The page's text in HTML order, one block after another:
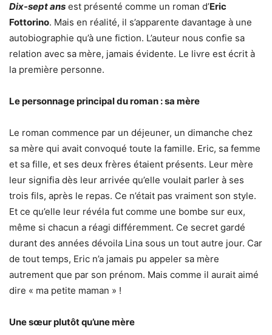
Dix-sept ans est présenté comme un roman d’Eric
Fottorino. Mais en réalité, il s’apparente davantage à une
autobiographie qu’à une fiction. L’auteur nous confie sa
relation avec sa mère, jamais évidente. Le livre est écrit à
la première personne.
Le personnage principal du roman : sa mère
Le roman commence par un déjeuner, un dimanche chez
sa mère qui avait convoqué toute la famille. Eric, sa femme
et sa fille, et ses deux frères étaient présents. Leur mère
leur signifia dès leur arrivée qu’elle voulait parler à ses
trois fils, après le repas. Ce n’était pas vraiment son style.
Et ce qu’elle leur révéla fut comme une bombe sur eux,
même si chacun a réagi différemment. Ce secret gardé
durant des années dévoila Lina sous un tout autre jour. Car
de tout temps, Eric n’a jamais pu appeler sa mère
autrement que par son prénom. Mais comme il aurait aimé
dire « ma petite maman » !
Une sœur plutôt qu’une mère